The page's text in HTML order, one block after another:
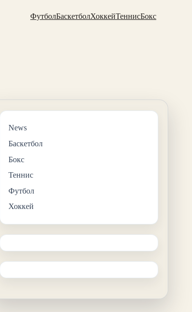
ФутболБаскетболХоккейТеннисБокс
News
Баскетбол
Бокс
Теннис
Футбол
Хоккей